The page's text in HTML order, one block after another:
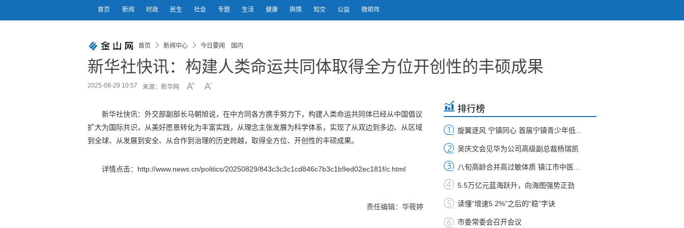
首页 新闻 时政 民生 社会 专题 生活 健康 舆情 知交 公益 微矩阵
首页 新闻中心 今日要闻 国内
新华社快讯：构建人类命运共同体取得全方位开创性的丰硕成果
2025-08-29 10:57 来源：新华网
新华社快讯：外交部副部长马朝旭说，在中方同各方携手努力下，构建人类命运共同体已经从中国倡议
扩大为国际共识，从美好愿景转化为丰富实践，从理念主张发展为科学体系，实现了从双边到多边、从区域
到全球、从发展到安全、从合作到治理的历史跨越，取得全方位、开创性的丰硕成果。
详情点击：http://www.news.cn/politics/20250829/843c3c3c1cd846c7b3c1b9ed02ec181f/c.html
责任编辑：华筱婷
排行榜
旋翼逐风 宁镇同心 首届宁镇青少年低...
吴庆文会见华为公司高级副总裁杨瑞凯
八旬高龄合并高过敏体质 镇江市中医...
5.5万亿元蓝海跃升，向海图强势正劲
读懂“增速5.2%”之后的“稳”字诀
市委常委会召开会议